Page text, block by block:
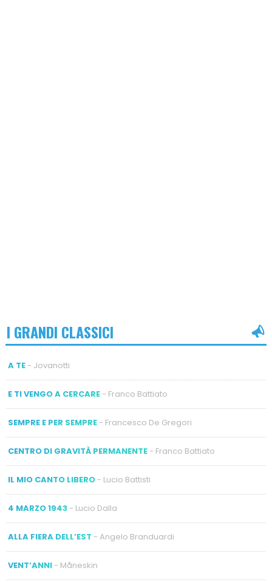
I GRANDI CLASSICI
A TE- Jovanotti
E TI VENGO A CERCARE- Franco Battiato
SEMPRE E PER SEMPRE- Francesco De Gregori
CENTRO DI GRAVITÀ PERMANENTE- Franco Battiato
IL MIO CANTO LIBERO- Lucio Battisti
4 MARZO 1943- Lucio Dalla
ALLA FIERA DELL’EST - Angelo Branduardi
VENT’ANNI- Måneskin